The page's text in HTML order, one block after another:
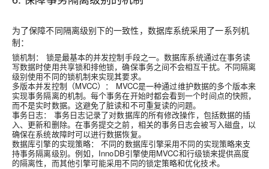
为了保障不同隔离级别下的一致性，数据库系统采用了一系列机
制：
锁机制：
锁是最基本的并发控制手段之一。数据库系统通过在事务读
写数据时使用共享锁和排他锁，确保事务之间不会相互干扰。不同隔离
级别使用不同的锁机制来实现其要求。
多版本并发控制（MVCC）：
MVCC是一种通过维护数据的多个版本来
实现事务隔离的机制。每个事务在开始时都会看到一个时间点的快照，
而不是实时数据。这避免了脏读和不可重复读的问题。
事务日志：
事务日志记录了对数据库的所有修改操作，包括数据的插
入、更新和删除。在事务提交之前，相关的事务日志会被写入磁盘，以
确保在系统故障时可以进行数据恢复。
数据库引擎的实现策略：
不同的数据库引擎采用不同的实现策略来支
持事务隔离级别。例如，InnoDB引擎使用MVCC和行级锁来提供高度
的隔离性，而其他引擎可能采用不同的锁定策略和优化技术。